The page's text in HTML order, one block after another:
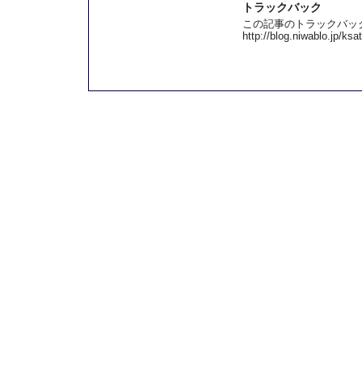
トラックバック
この記事のトラックバッ
http://blog.niwablo.jp/